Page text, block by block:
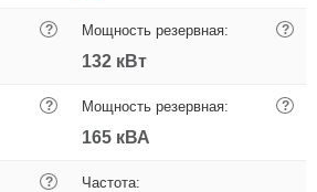
? Мощность резервная: ?
132 кВт
? Мощность резервная: ?
165 кВА
? Частота: